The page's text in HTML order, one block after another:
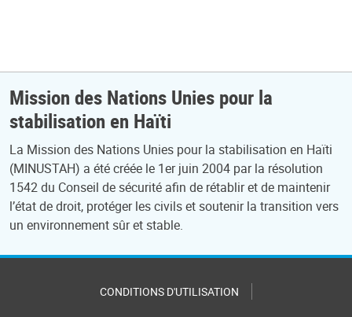
Mission des Nations Unies pour la
stabilisation en Haïti
La Mission des Nations Unies pour la stabilisation en Haïti
(MINUSTAH) a été créée le 1er juin 2004 par la résolution
1542 du Conseil de sécurité afin de rétablir et de maintenir
l’état de droit, protéger les civils et soutenir la transition vers
un environnement sûr et stable.
CONDITIONS D'UTILISATION